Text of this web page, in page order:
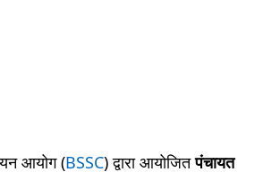
आयोग (BSSC) द्वारा आयोजितपंचायत